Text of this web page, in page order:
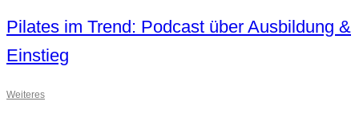
Pilates im Trend: Podcast über Ausbildung &
Einstieg
Weiteres